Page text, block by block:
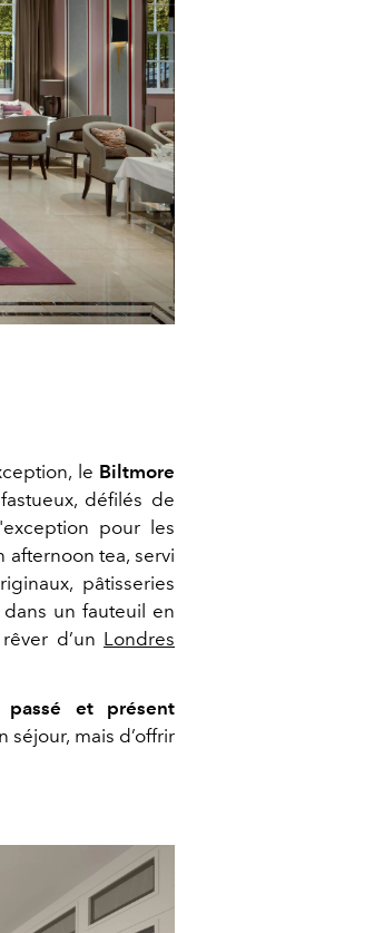
le Biltmore
défilés de
pour les
afternoon tea, servi
pâtisseries
un fauteuil en
d’un Londres
et présent
mais d’offrir